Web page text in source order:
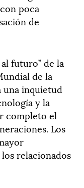
poca
de
futuro” de la
de la
una inquietud
y la
completo el
Los
relacionados